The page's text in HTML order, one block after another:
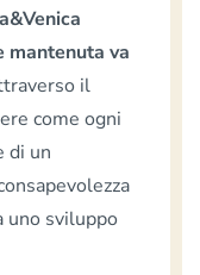
mantenuta va
il
come ogni
di un
uno sviluppo